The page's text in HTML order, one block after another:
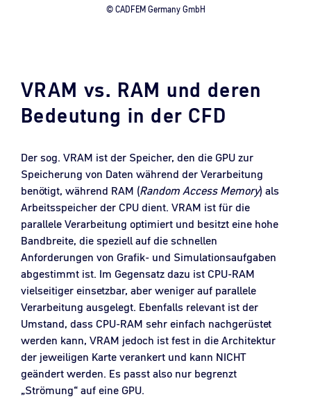
© CADFEM Germany GmbH
VRAM vs. RAM und deren
Bedeutung in der CFD
Der sog. VRAM ist der Speicher, den die GPU zur
Speicherung von Daten während der Verarbeitung
benötigt, während RAM (Random Access Memory) als
Arbeitsspeicher der CPU dient. VRAM ist für die
parallele Verarbeitung optimiert und besitzt eine hohe
Bandbreite, die speziell auf die schnellen
Anforderungen von Grafik- und Simulationsaufgaben
abgestimmt ist. Im Gegensatz dazu ist CPU-RAM
vielseitiger einsetzbar, aber weniger auf parallele
Verarbeitung ausgelegt. Ebenfalls relevant ist der
Umstand, dass CPU-RAM sehr einfach nachgerüstet
werden kann, VRAM jedoch ist fest in die Architektur
der jeweiligen Karte verankert und kann NICHT
geändert werden. Es passt also nur begrenzt
„Strömung“ auf eine GPU.